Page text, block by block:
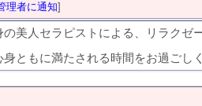
理者に通知]
美人セラピストによる、リラクゼ
ともに満たされる時間をお過ごし